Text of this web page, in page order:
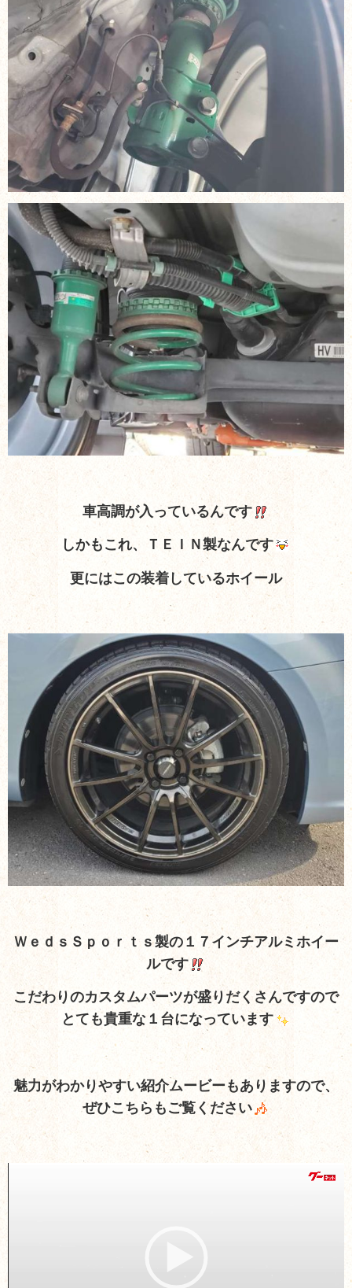
車高調が入っているんです
しかもこれ、ＴＥＩＮ製なんです
更にはこの装着しているホイール
ＷｅｄｓＳｐｏｒｔｓ製の１７インチアルミホイー
ルです
こだわりのカスタムパーツが盛りだくさんですので
とても貴重な１台になっています
魅力がわかりやすい紹介ムービーもありますので、
ぜひこちらもご覧ください